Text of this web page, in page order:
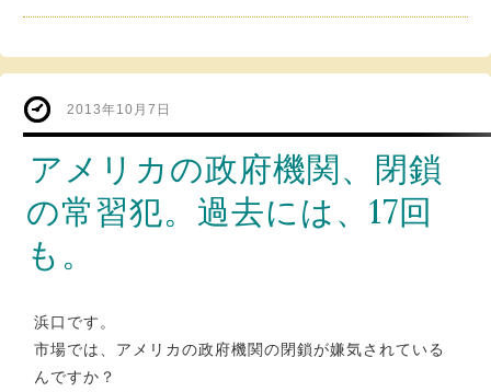
2013年10月7日
アメリカの政府機関、閉鎖
の常習犯。過去には、17回
も。
浜口です。
市場では、アメリカの政府機関の閉鎖が嫌気されている
んですか？